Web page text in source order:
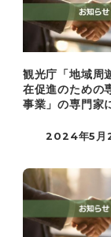
観光庁「地域周
在促進のための
事業」の専門家
2024年5月